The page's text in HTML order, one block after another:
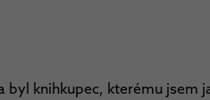
byl knihkupec, kterému